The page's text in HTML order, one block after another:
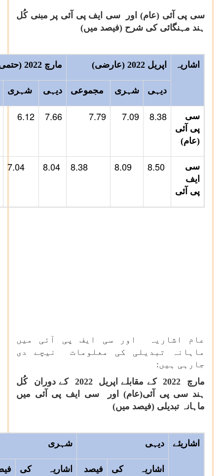
سی پی آئی (عام) اور سی ایف پی آئی پر مبنی کُل
ہند مہنگائی کی شرح (فیصد میں)
اشاریہ اپریل 2022 (عارضی) مارچ 2022 (حتمی)
دیہی شہری مجموعی دیہی شہری
سی
پی آئی
(عام)
8.38
7.09
7.79
7.66
6.12
سی
ایف
پی آئی
8.50
8.09
8.38
8.04
7.04
عام اشاریہ اور سی ایف پی آئی میں
ماہانہ تبدیلی کی معلومات نیچے دی
جارہی ہیں:
مارچ 2022 کے مقابلے اپریل 2022 کے دوران کُل
ہند سی پی آئی(عام) اور سی ایف پی آئی میں
ماہانہ تبدیلی (فیصد میں)
اشاریئے دیہی شہری
اشاریہ کی
فیصد
اشاریہ کی